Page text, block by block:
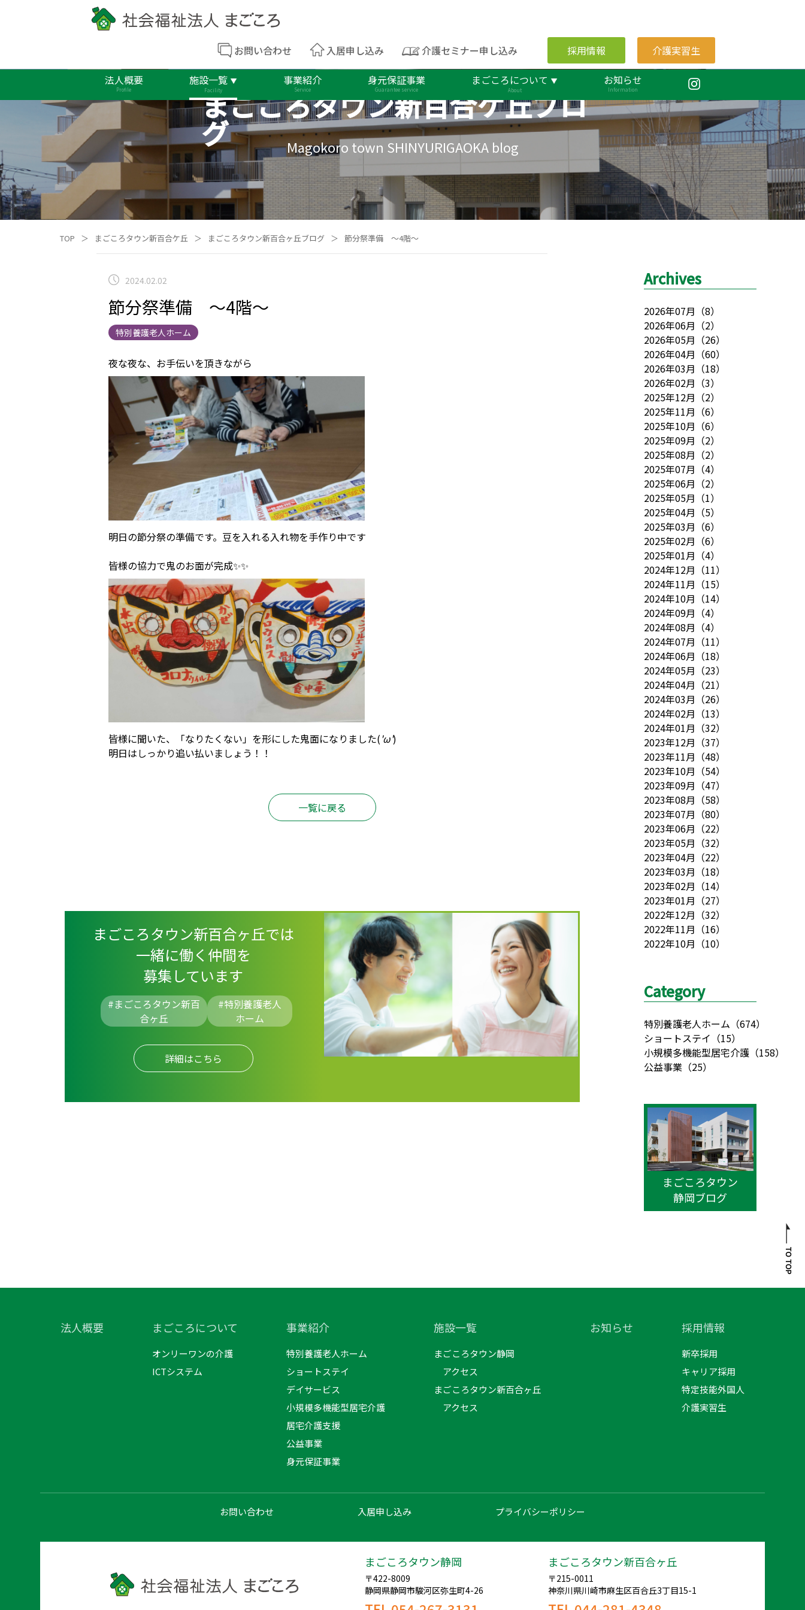
お問い合わせ 入居申し込み 介護セミナー申し込み 採用情報 介護実習生
法人概要
Profile
施設一覧
Facility
事業紹介
Service
身元保証事業
Guarantee service
まごころについて
About
お知らせ
Information
まごころタウン新百合ケ丘ブロ
グ Magokoro town SHINYURIGAOKA blog
TOP ＞ まごころタウン新百合ケ丘 ＞ まごころタウン新百合ヶ丘ブログ ＞ 節分祭準備 ～4階～
2024.02.02
節分祭準備 ～4階～
特別養護老人ホーム
夜な夜な、お手伝いを頂きながら
明日の節分祭の準備です。豆を入れる入れ物を手作り中です
皆様の協力で鬼のお面が完成✨✨
皆様に聞いた、「なりたくない」を形にした鬼面になりました('ω')
明日はしっかり追い払いましょう！！
一覧に戻る
まごころタウン新百合ヶ丘では
一緒に働く仲間を
募集しています
#まごころタウン新百
合ヶ丘
#特別養護老人
ホーム
詳細はこちら
Archives
2026年07月 （8）
2026年06月 （2）
2026年05月 （26）
2026年04月 （60）
2026年03月 （18）
2026年02月 （3）
2025年12月 （2）
2025年11月 （6）
2025年10月 （6）
2025年09月 （2）
2025年08月 （2）
2025年07月 （4）
2025年06月 （2）
2025年05月 （1）
2025年04月 （5）
2025年03月 （6）
2025年02月 （6）
2025年01月 （4）
2024年12月 （11）
2024年11月 （15）
2024年10月 （14）
2024年09月 （4）
2024年08月 （4）
2024年07月 （11）
2024年06月 （18）
2024年05月 （23）
2024年04月 （21）
2024年03月 （26）
2024年02月 （13）
2024年01月 （32）
2023年12月 （37）
2023年11月 （48）
2023年10月 （54）
2023年09月 （47）
2023年08月 （58）
2023年07月 （80）
2023年06月 （22）
2023年05月 （32）
2023年04月 （22）
2023年03月 （18）
2023年02月 （14）
2023年01月 （27）
2022年12月 （32）
2022年11月 （16）
2022年10月 （10）
Category
特別養護老人ホーム （674）
ショートステイ （15）
小規模多機能型居宅介護 （158）
公益事業 （25）
まごころタウン
静岡ブログ
法人概要 まごころについて
オンリーワンの介護
ICTシステム
事業紹介
特別養護老人ホーム
ショートステイ
デイサービス
小規模多機能型居宅介護
居宅介護支援
公益事業
身元保証事業
施設一覧
まごころタウン静岡
アクセス
まごころタウン新百合ヶ丘
アクセス
お知らせ 採用情報
新卒採用
キャリア採用
特定技能外国人
介護実習生
お問い合わせ 入居申し込み プライバシーポリシー
まごころタウン静岡
〒422-8009
静岡県静岡市駿河区弥生町4-26
まごころタウン新百合ヶ丘
〒215-0011
神奈川県川崎市麻生区百合丘3丁目15-1